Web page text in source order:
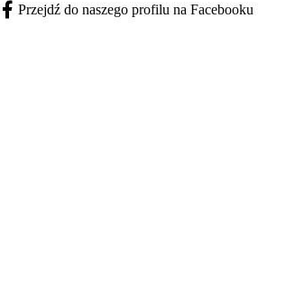
Facebook - otwiera się w nowej karcie
Przejdź do naszego profilu na Facebooku